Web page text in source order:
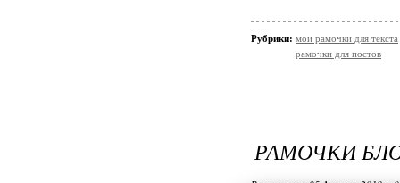
Рубрики: мои рамочки для текста
рамочки для постов
РАМОЧКИ